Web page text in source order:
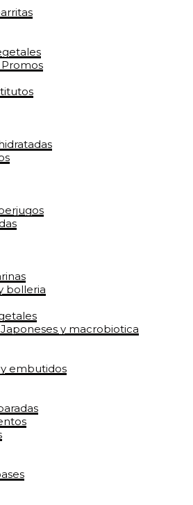
bolleria
y macrobiotica
embutidos